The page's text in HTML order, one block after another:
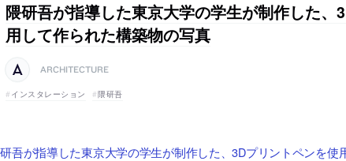
隈研吾が指導した東京大学の学生が制作した、
用して作られた構築物の写真
ARCHITECTURE
インスタレーション 隈研吾
吾が指導した東京大学の学生が制作した、3Dプリントペンを使